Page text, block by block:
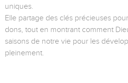
uniques.
Elle partage des clés précieuses
dons, tout en montrant comment
saisons de notre vie pour les
pleinement.